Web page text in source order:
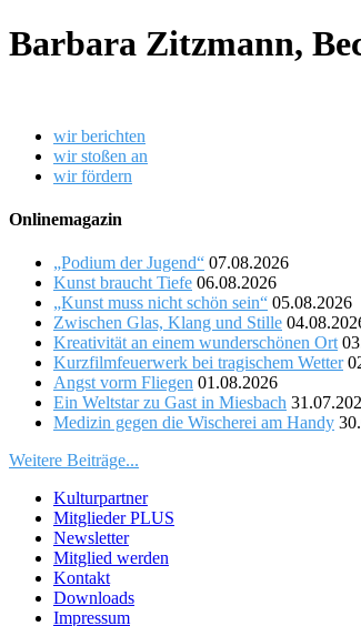
Barbara Zitzmann,
wir berichten
wir stoßen an
wir fördern
Onlinemagazin
„Podium der Jugend“ 07.08.2026
Kunst braucht Tiefe 06.08.2026
„Kunst muss nicht schön sein“ 05.08.2026
Zwischen Glas, Klang und Stille
Kreativität an einem wunderschönen Ort
Kurzfilmfeuerwerk bei tragischem Wetter
Angst vorm Fliegen 01.08.2026
Ein Weltstar zu Gast in Miesbach
Medizin gegen die Wischerei am Handy
Weitere Beiträge...
Kulturpartner
Mitglieder PLUS
Newsletter
Mitglied werden
Kontakt
Downloads
Impressum